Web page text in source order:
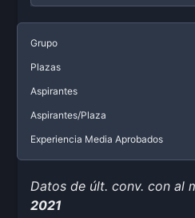
Grupo
Plazas
Aspirantes
Aspirantes/Plaza
Experiencia Media Aprobados
Datos de últ. conv. con al
2021